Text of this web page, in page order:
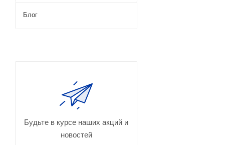
Блог
Будьте в курсе наших акций и
новостей